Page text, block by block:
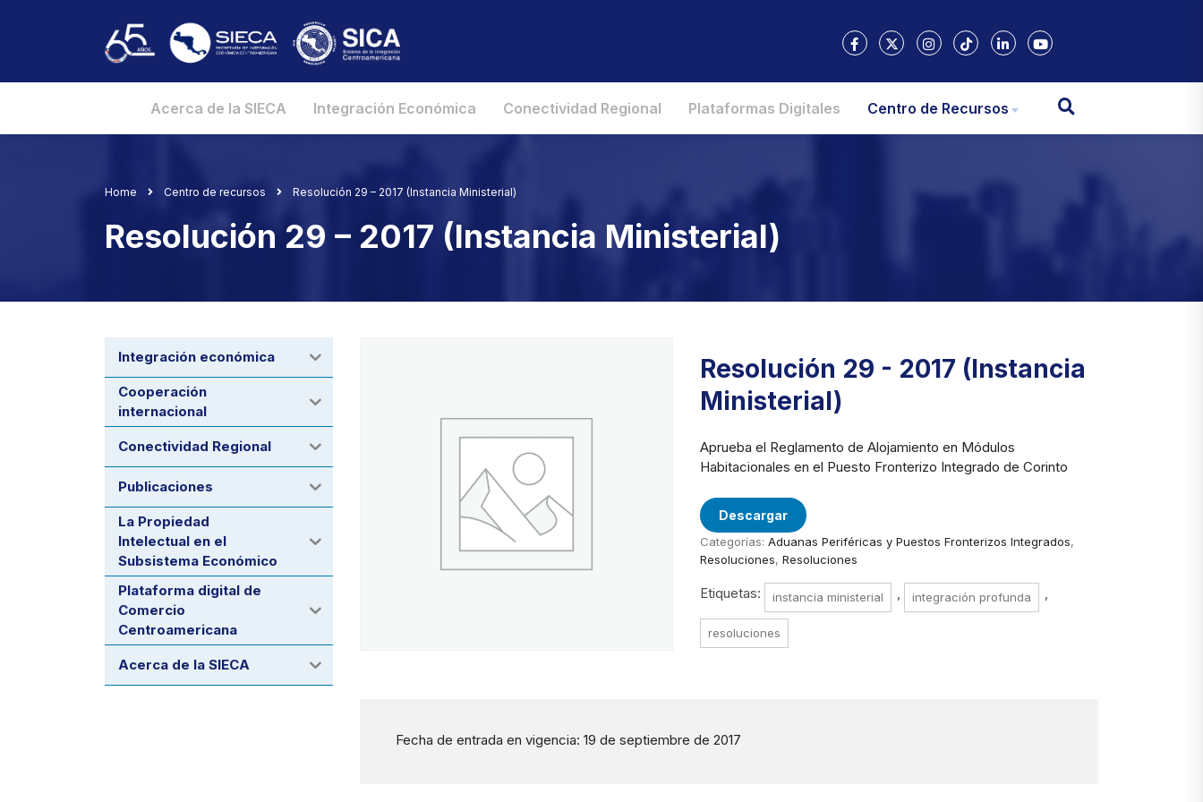
Acerca de la SIECA Integración Económica Conectividad Regional Plataformas Digitales Centro de Recursos
Home Centro de recursos Resolución 29 – 2017 (Instancia Ministerial)
Resolución 29 – 2017 (Instancia Ministerial)
Resolución 29 - 2017 (Instancia
Ministerial)
Aprueba el Reglamento de Alojamiento en Módulos
Habitacionales en el Puesto Fronterizo Integrado de Corinto
Descargar
Categorías: Aduanas Periféricas y Puestos Fronterizos Integrados,
Resoluciones, Resoluciones
Etiquetas: instancia ministerial , integración profunda ,
resoluciones
Fecha de entrada en vigencia: 19 de septiembre de 2017
Integración económica
Cooperación
internacional
Conectividad Regional
Publicaciones
La Propiedad
Intelectual en el
Subsistema Económico
Plataforma digital de
Comercio
Centroamericana
Acerca de la SIECA